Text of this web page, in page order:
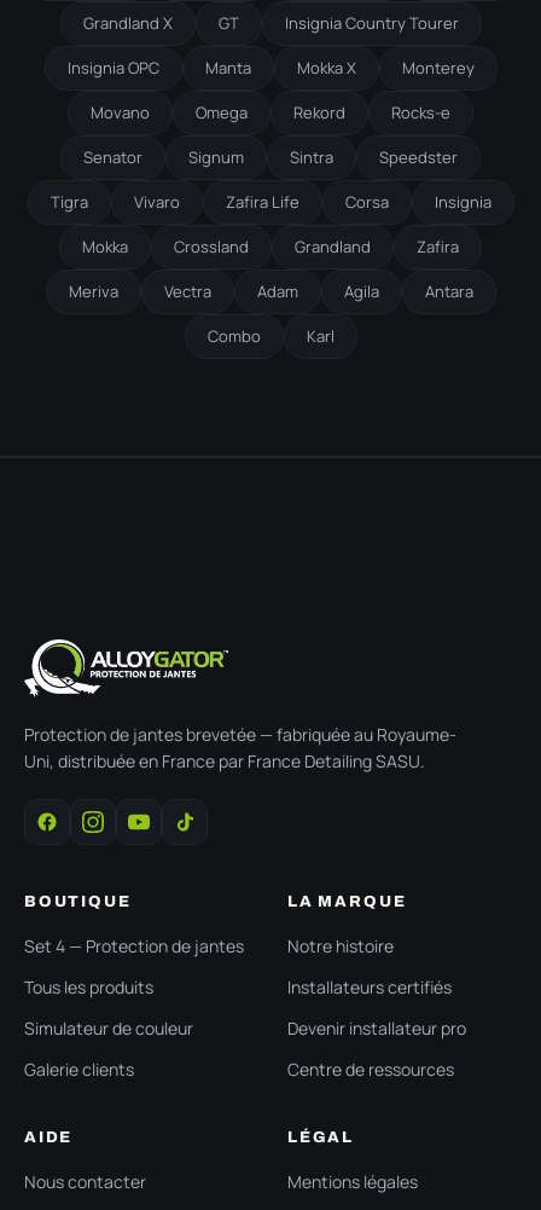
Grandland X GT Insignia Country Tourer
Insignia OPC Manta Mokka X Monterey
Movano Omega Rekord Rocks-e
Senator Signum Sintra Speedster
Tigra Vivaro Zafira Life Corsa Insignia
Mokka Crossland Grandland Zafira
Meriva Vectra Adam Agila Antara
Combo Karl
Protection de jantes brevetée — fabriquée au Royaume-
Uni, distribuée en France par France Detailing SASU.
BOUTIQUE
Set 4 — Protection de jantes
Tous les produits
Simulateur de couleur
Galerie clients
LA MARQUE
Notre histoire
Installateurs certifiés
Devenir installateur pro
Centre de ressources
AIDE
Nous contacter
LÉGAL
Mentions légales